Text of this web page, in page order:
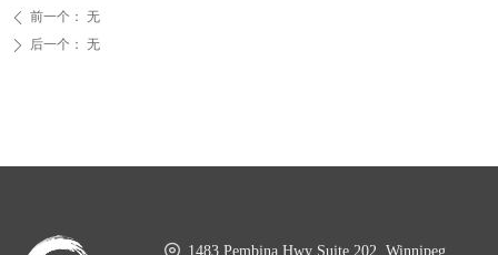
ꄴ 前一个： 无
ꄲ 后一个： 无
1483 Pembina Hwy Suite 202, Winnipeg,